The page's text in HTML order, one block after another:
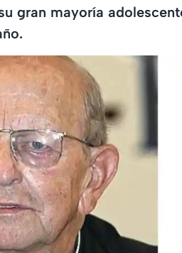
gran mayoría